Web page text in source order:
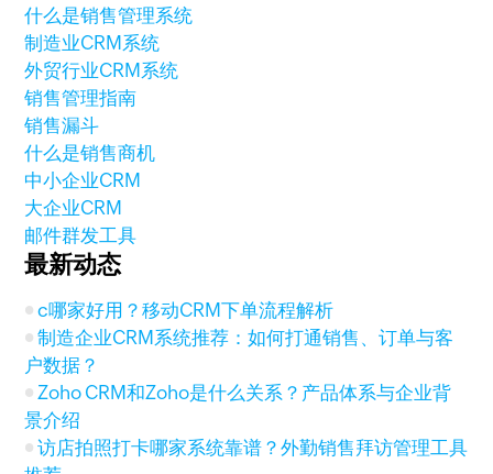
什么是销售管理系统
制造业CRM系统
外贸行业CRM系统
销售管理指南
销售漏斗
什么是销售商机
中小企业CRM
大企业CRM
邮件群发工具
最新动态
c哪家好用？移动CRM下单流程解析
制造企业CRM系统推荐：如何打通销售、订单与客
户数据？
Zoho CRM和Zoho是什么关系？产品体系与企业背
景介绍
访店拍照打卡哪家系统靠谱？外勤销售拜访管理工具